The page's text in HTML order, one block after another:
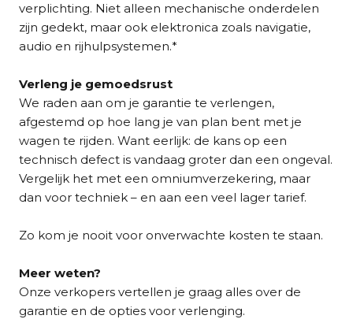
verplichting. Niet alleen mechanische onderdelen
zijn gedekt, maar ook elektronica zoals navigatie,
audio en rijhulpsystemen.*
Verleng je gemoedsrust
We raden aan om je garantie te verlengen,
afgestemd op hoe lang je van plan bent met je
wagen te rijden. Want eerlijk: de kans op een
technisch defect is vandaag groter dan een ongeval.
Vergelijk het met een omniumverzekering, maar
dan voor techniek – en aan een veel lager tarief.
Zo kom je nooit voor onverwachte kosten te staan.
Meer weten?
Onze verkopers vertellen je graag alles over de
garantie en de opties voor verlenging.